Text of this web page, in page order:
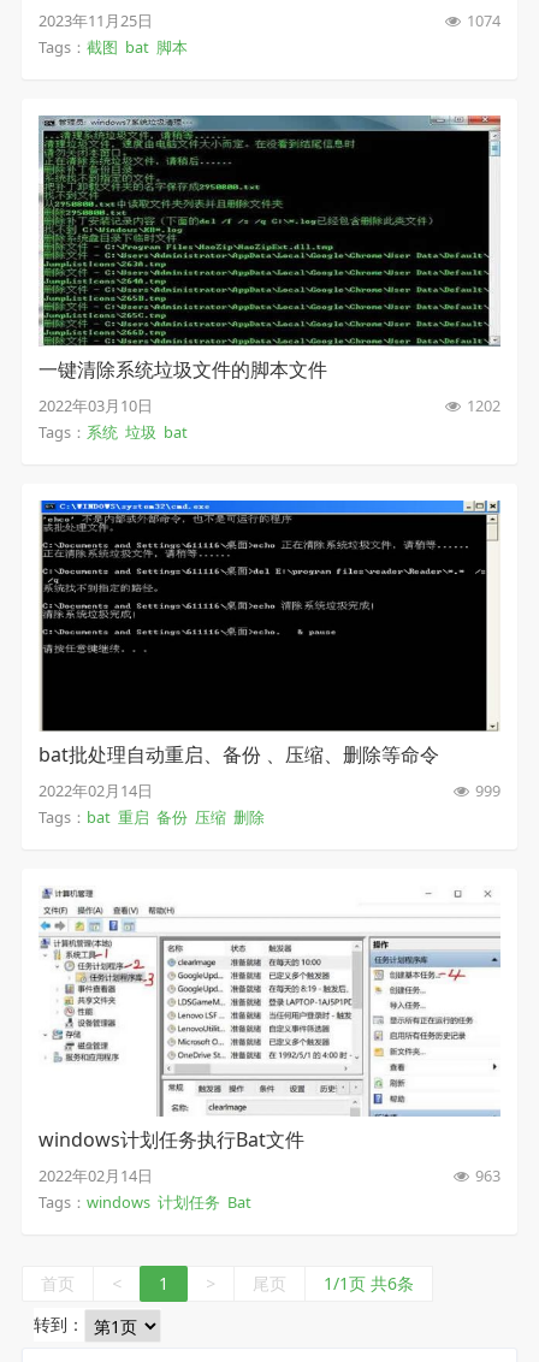
2023年11月25日
1074
Tags： 截图 bat 脚本
一键清除系统垃圾文件的脚本文件
2022年03月10日
1202
Tags： 系统 垃圾 bat
bat批处理自动重启、备份 、压缩、删除等命令
2022年02月14日
999
Tags： bat 重启 备份 压缩 删除
windows计划任务执行Bat文件
2022年02月14日
963
Tags： windows 计划任务 Bat
首页 < 1 > 尾页
1/1页 共6条
转到：